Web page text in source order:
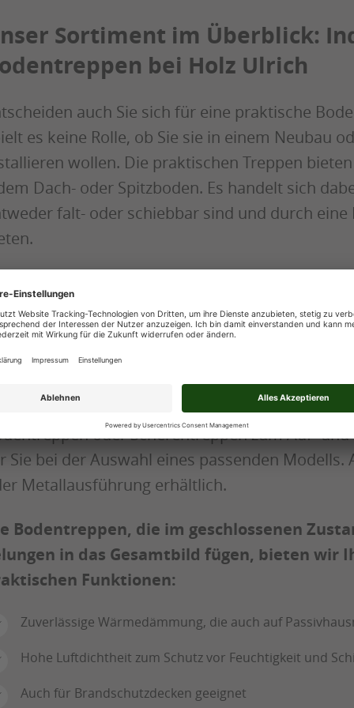
Sortiment im Überblick:
bei Holz Ulrich
auch Sie sich für eine praktische
es keine Rolle, ob Sie sie in einem Neubau
wollen. Die praktischen Treppen
Dach- oder Spitzboden. Es handelt sich
falt- oder schiebbar sind und durch eine
widerstandsfähigen, langlebigen
Komplettsysteme erhältlich, die
Je nachdem, wie viel Platz Sie zur Verfügung
Modelle aus unserem Sortiment
zum Ausklappen sind die
Öffnen und Schließen ermöglichen.
oder Scherentreppen zum Auf-
Sie bei der Auswahl eines passenden Modells.
Metallausführung erhältlich.
Bodentreppen, die im geschlossenen
in das Gesamtbild fügen, bieten wir
Funktionen:
Zuverlässige Wärmedämmung, die auch auf
Hohe Luftdichtheit zum Schutz vor Feuchtigkeit und
Auch für Brandschutzdecken geeignet